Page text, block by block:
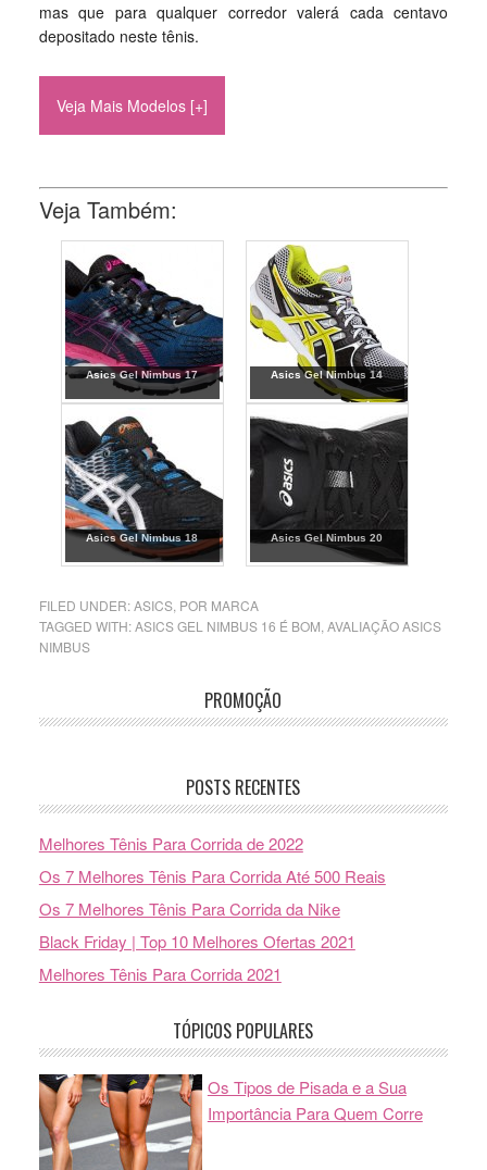
mas que para qualquer corredor valerá cada centavo
depositado neste tênis.
Veja Mais Modelos [+]
Veja Também:
Asics Gel Nimbus 17 Asics Gel Nimbus 14
Asics Gel Nimbus 18 Asics Gel Nimbus 20
FILED UNDER:ASICS, POR MARCA
TAGGED WITH:ASICS GEL NIMBUS 16 É BOM AVALIAÇÃO ASICS
NIMBUS
PROMOÇÃO
POSTS RECENTES
Melhores Tênis Para Corrida de 2022
Os 7 Melhores Tênis Para Corrida Até 500 Reais
Os 7 Melhores Tênis Para Corrida da Nike
Black Friday | Top 10 Melhores Ofertas 2021
Melhores Tênis Para Corrida 2021
TÓPICOS POPULARES
Os Tipos de Pisada e a Sua
Importância Para Quem Corre